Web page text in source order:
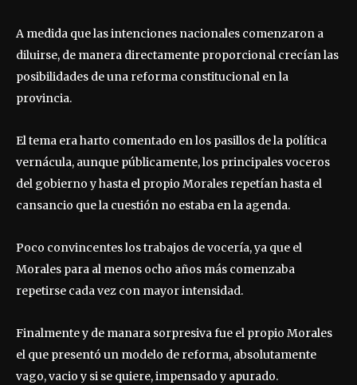
A medida que las intenciones nacionales comenzaron a
diluirse, de manera directamente proporcional crecían las
posibilidades de una reforma constitucional en la
provincia.
El tema era harto comentado en los pasillos de la política
vernácula, aunque públicamente, los principales voceros
del gobierno y hasta el propio Morales repetían hasta el
cansancio que la cuestión no estaba en la agenda.
Poco convincentes los trabajos de vocería, ya que el
Morales para al menos ocho años más comenzaba
repetirse cada vez con mayor intensidad.
Finalmente y de manara sorpresiva fue el propio Morales
el que presentó un modelo de reforma, absolutamente
vago, vacio y si se quiere, impensado y apurado.